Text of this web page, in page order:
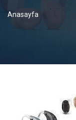
Anasayfa